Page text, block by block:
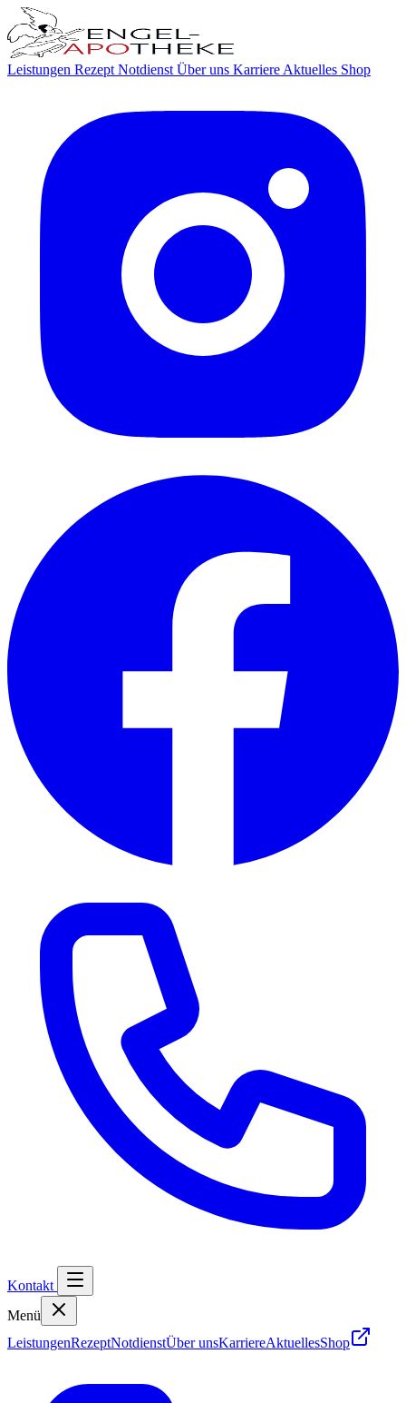
Leistungen Rezept Notdienst Über uns Karriere Aktuelles Shop
Kontakt
Menü
LeistungenRezeptNotdienstÜber unsKarriereAktuellesShop